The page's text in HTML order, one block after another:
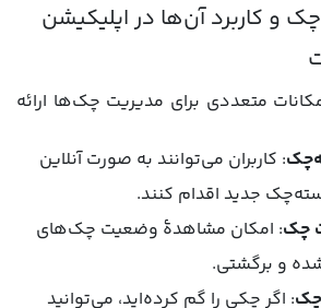
و کاربرد آن‌ها در اپلیکیشن
متعددی برای مدیریت چک‌ها ارائه
: کاربران می‌توانند به صورت آنلاین
جدید اقدام کنند.
چک: امکان مشاهدۀ وضعیت چک‌های
و برگشتی.
چک: اگر چکی را گم کرده‌اید، می‌توانید